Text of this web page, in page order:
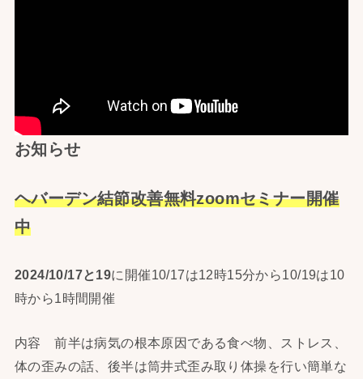
お知らせ
ヘバーデン結節改善無料zoomセミナー開催
中
2024/10/17と19に開催10/17は12時15分から10/19は10
時から1時間開催
内容 前半は病気の根本原因である食べ物、ストレス、
体の歪みの話、後半は筒井式歪み取り体操を行い簡単な